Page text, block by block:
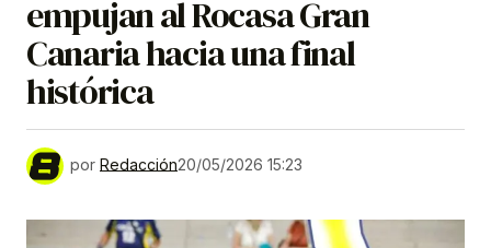
empujan al Rocasa Gran
Canaria hacia una final
histórica
por Redacción20/05/2026 15:23